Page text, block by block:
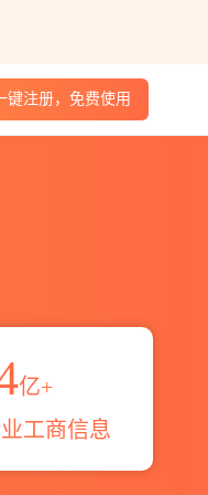
键注册，免费使用
亿+
工商信息